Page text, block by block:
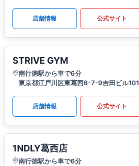
店舗情報 公式サイト
STRIVE GYM
南行徳駅から車で6分
東京都江戸川区東葛西6-7-9吉田ビル101
店舗情報 公式サイト
1NDLY葛西店
南行徳駅から車で6分